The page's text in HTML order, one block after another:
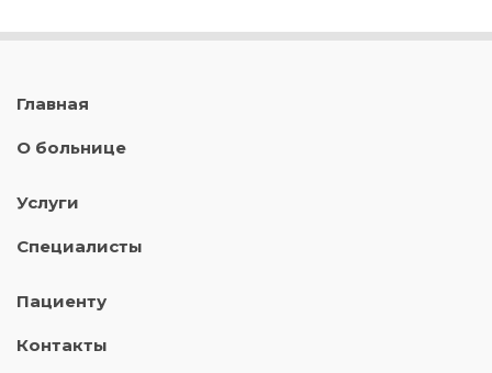
Главная
О больнице
Услуги
Специалисты
Пациенту
Контакты